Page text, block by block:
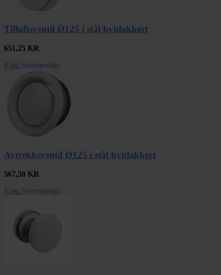
Tilluftsventil Ø125 i stål hvitlakkert
651,25 KR
Kjøp Sammenlign
Avtrekksventil Ø125 i stål hvitlakkert
567,50 KR
Kjøp Sammenlign